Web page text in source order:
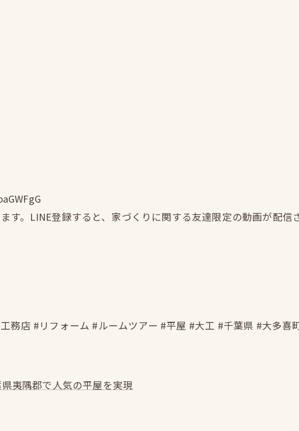
す。LINE登録すると、家づくりに関する友達限定の動画が配信
務店 #リフォーム #ルームツアー #平屋 #大工 #千葉県 #大多喜
夷隅郡で人気の平屋を実現